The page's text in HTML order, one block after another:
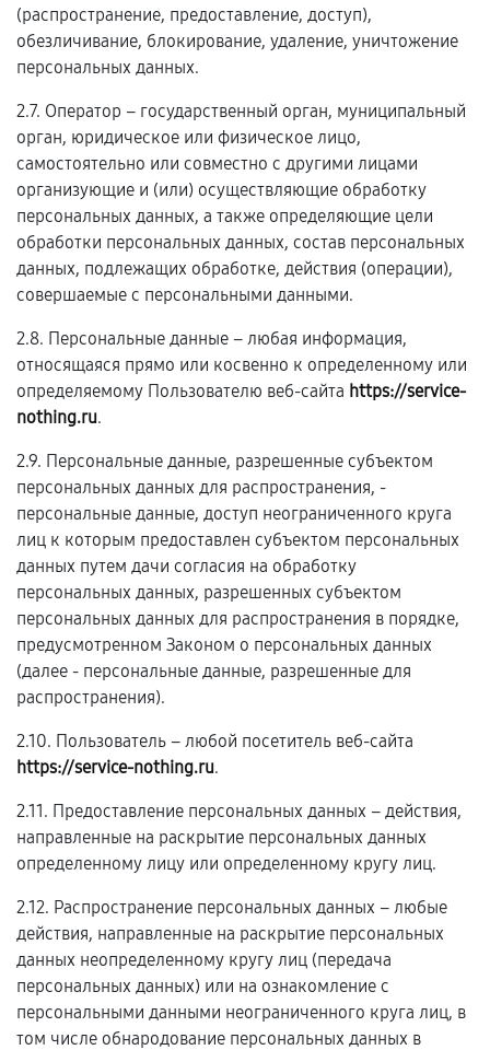
(распространение, предоставление, доступ),
обезличивание, блокирование, удаление, уничтожение
персональных данных.
2.7. Оператор – государственный орган, муниципальный
орган, юридическое или физическое лицо,
самостоятельно или совместно с другими лицами
организующие и (или) осуществляющие обработку
персональных данных, а также определяющие цели
обработки персональных данных, состав персональных
данных, подлежащих обработке, действия (операции),
совершаемые с персональными данными.
2.8. Персональные данные – любая информация,
относящаяся прямо или косвенно к определенному или
определяемому Пользователю веб-сайта https://service-
nothing.ru.
2.9. Персональные данные, разрешенные субъектом
персональных данных для распространения, -
персональные данные, доступ неограниченного круга
лиц к которым предоставлен субъектом персональных
данных путем дачи согласия на обработку
персональных данных, разрешенных субъектом
персональных данных для распространения в порядке,
предусмотренном Законом о персональных данных
(далее - персональные данные, разрешенные для
распространения).
2.10. Пользователь – любой посетитель веб-сайта
https://service-nothing.ru.
2.11. Предоставление персональных данных – действия,
направленные на раскрытие персональных данных
определенному лицу или определенному кругу лиц.
2.12. Распространение персональных данных – любые
действия, направленные на раскрытие персональных
данных неопределенному кругу лиц (передача
персональных данных) или на ознакомление с
персональными данными неограниченного круга лиц, в
том числе обнародование персональных данных в